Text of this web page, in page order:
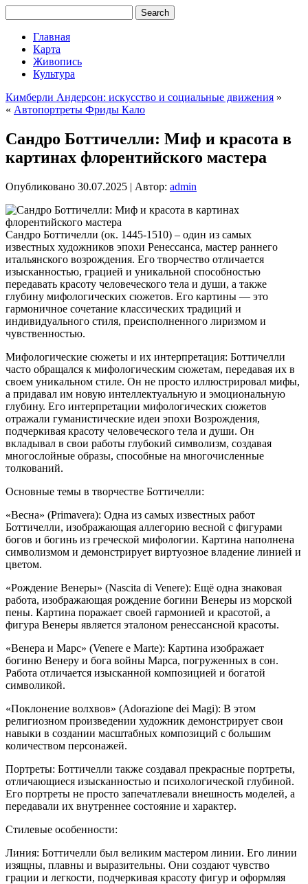
Главная
Карта
Живопись
Культура
Кимберли Андерсон: искусство и социальные движения »
« Автопортреты Фриды Кало
Сандро Боттичелли: Миф и красота в
картинах флорентийского мастера
Опубликовано 30.07.2025 | Автор: admin
Сандро Боттичелли (ок. 1445-1510) – один из самых
известных художников эпохи Ренессанса, мастер раннего
итальянского возрождения. Его творчество отличается
изысканностью, грацией и уникальной способностью
передавать красоту человеческого тела и души, а также
глубину мифологических сюжетов. Его картины — это
гармоничное сочетание классических традиций и
индивидуального стиля, преисполненного лиризмом и
чувственностью.
Мифологические сюжеты и их интерпретация: Боттичелли
часто обращался к мифологическим сюжетам, передавая их в
своем уникальном стиле. Он не просто иллюстрировал мифы,
а придавал им новую интеллектуальную и эмоциональную
глубину. Его интерпретации мифологических сюжетов
отражали гуманистические идеи эпохи Возрождения,
подчеркивая красоту человеческого тела и души. Он
вкладывал в свои работы глубокий символизм, создавая
многослойные образы, способные на многочисленные
толкований.
Основные темы в творчестве Боттичелли:
«Весна» (Primavera): Одна из самых известных работ
Боттичелли, изображающая аллегорию весной с фигурами
богов и богинь из греческой мифологии. Картина наполнена
символизмом и демонстрирует виртуозное владение линией и
цветом.
«Рождение Венеры» (Nascita di Venere): Ещё одна знаковая
работа, изображающая рождение богини Венеры из морской
пены. Картина поражает своей гармонией и красотой, а
фигура Венеры является эталоном ренессансной красоты.
«Венера и Марс» (Venere e Marte): Картина изображает
богиню Венеру и бога войны Марса, погруженных в сон.
Работа отличается изысканной композицией и богатой
символикой.
«Поклонение волхвов» (Adorazione dei Magi): В этом
религиозном произведении художник демонстрирует свои
навыки в создании масштабных композиций с большим
количеством персонажей.
Портреты: Боттичелли также создавал прекрасные портреты,
отличающиеся изысканностью и психологической глубиной.
Его портреты не просто запечатлевали внешность моделей, а
передавали их внутреннее состояние и характер.
Стилевые особенности:
Линия: Боттичелли был великим мастером линии. Его линии
изящны, плавны и выразительны. Они создают чувство
грации и легкости, подчеркивая красоту фигур и оформляя